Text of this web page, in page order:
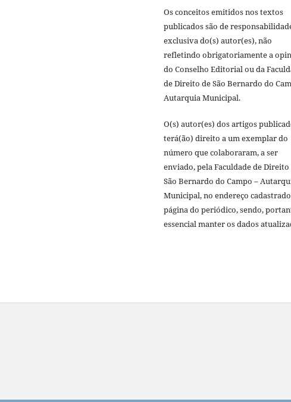
Os conceitos emitidos nos textos
publicados são de
exclusiva do(s) autor(es), não
refletindo obrigatoriamente a
do Conselho Editorial ou da
de Direito de São Bernardo do
Autarquia Municipal.
O(s) autor(es) dos artigos
terá(ão) direito a um exemplar do
número que colaboraram, a ser
enviado, pela Faculdade de Direito
São Bernardo do Campo –
Municipal, no endereço
página do periódico, sendo,
essencial manter os dados